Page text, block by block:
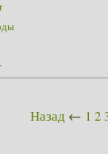
Назад ← 1 2